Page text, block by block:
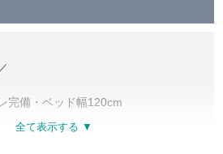
完備・ベッド幅120cm